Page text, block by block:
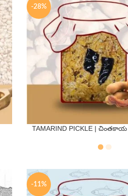
-28%
QTY
TAMARIND PICKLE |
-11%